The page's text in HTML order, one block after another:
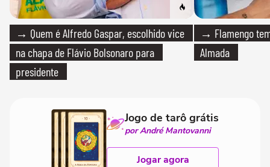
→ Quem é Alfredo Gaspar, escolhido vice
na chapa de Flávio Bolsonaro para
presidente
→ Flamengo
Almada
Jogo de tarô grátis
por André Mantovanni
Jogar agora